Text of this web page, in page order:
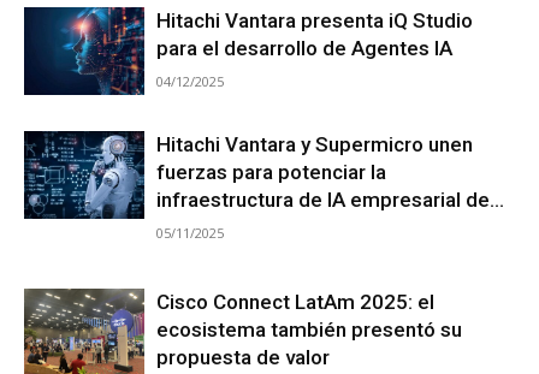
Hitachi Vantara presenta iQ Studio
para el desarrollo de Agentes IA
04/12/2025
Hitachi Vantara y Supermicro unen
fuerzas para potenciar la
infraestructura de IA empresarial de...
05/11/2025
Cisco Connect LatAm 2025: el
ecosistema también presentó su
propuesta de valor